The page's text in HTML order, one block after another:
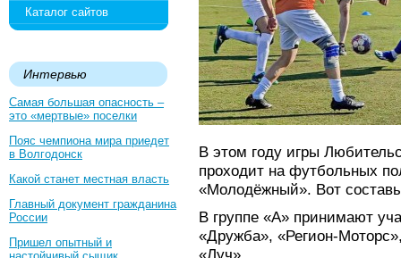
Каталог сайтов
Интервью
Самая большая опасность –
это «мертвые» поселки
Пояс чемпиона мира приедет
в Волгодонск
Какой станет местная власть
Главный документ гражданина
России
Пришел опытный и
В этом году игры
проходит на футбольных
«Молодёжный». Вот
В группе «А» принимают
«Дружба», «Регион-
«Луч».